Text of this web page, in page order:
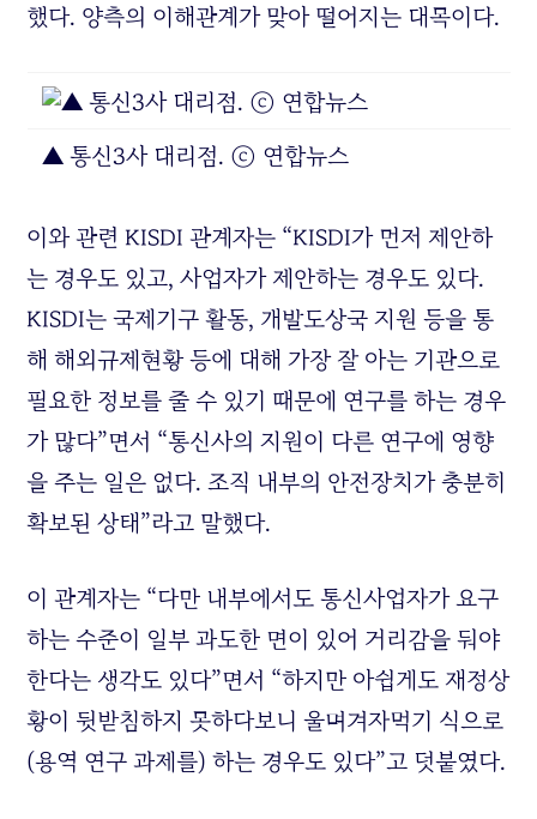
했다. 양측의 이해관계가 맞아 떨어지는 대목이다.
▲ 통신3사 대리점. ⓒ 연합뉴스
이와 관련 KISDI 관계자는 “KISDI가 먼저 제안하
는 경우도 있고, 사업자가 제안하는 경우도 있다.
KISDI는 국제기구 활동, 개발도상국 지원 등을 통
해 해외규제현황 등에 대해 가장 잘 아는 기관으로
필요한 정보를 줄 수 있기 때문에 연구를 하는 경우
가 많다”면서 “통신사의 지원이 다른 연구에 영향
을 주는 일은 없다. 조직 내부의 안전장치가 충분히
확보된 상태”라고 말했다.
이 관계자는 “다만 내부에서도 통신사업자가 요구
하는 수준이 일부 과도한 면이 있어 거리감을 둬야
한다는 생각도 있다”면서 “하지만 아쉽게도 재정상
황이 뒷받침하지 못하다보니 울며겨자먹기 식으로
(용역 연구 과제를) 하는 경우도 있다”고 덧붙였다.